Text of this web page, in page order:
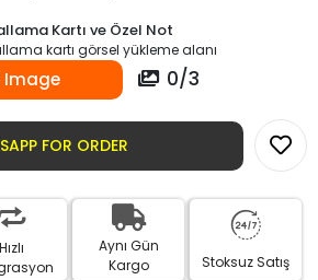
Kartı ve Özel Not
kartı görsel yükleme alanı
Image 0/3
FOR ORDER
Hızlı
Aynı Gün
Kargo
Stoksuz Satış